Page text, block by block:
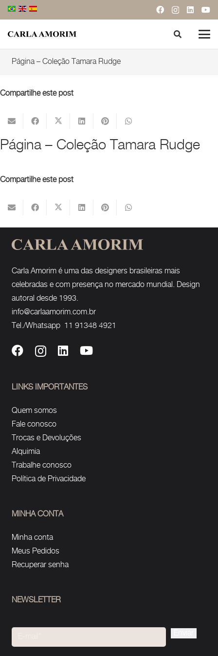
Página – Coleção Tamara Rudge
Compartilhe este post
Página – Coleção Tamara Rudge
Compartilhe este post
Carla Amorim é uma das designers brasileiras mais
celebradas e com presença no mercado mundial. Design
autoral desde 1993.
info@carlaamorim.com.br
Tel./Whatsapp 11 91348 4921
LINKS IMPORTANTES
Quem somos
Fale conosco
Trocas e Devoluções
Alquimia
Trabalhe conosco
Política de Privacidade
MINHA CONTA
Minha conta
Meus Pedidos
Recuperar senha
NEWSLETTER